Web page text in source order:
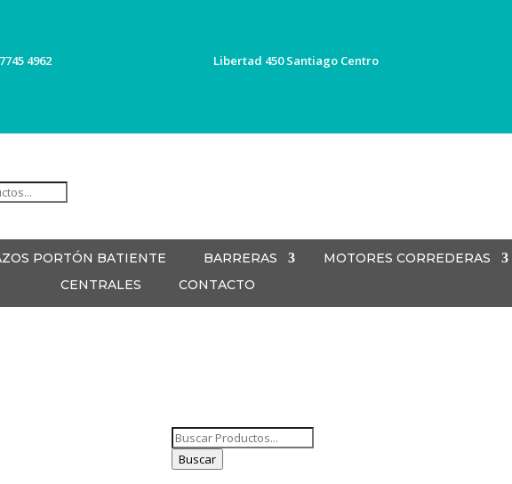
4962 Libertad 450 Santiago Centro
PORTÓN BATIENTE BARRERAS MOTORES CORREDERAS
CENTRALES
CONTACTO
Búsqueda
deBuscar